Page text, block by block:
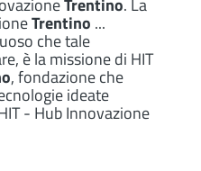
Trentino ...
che tale
è la missione di HIT
, fondazione che
ideate
- Hub Innovazione